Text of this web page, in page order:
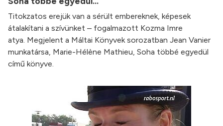
Titokzatos erejük van a sérült embereknek, képesek
átalakítani a szívünket – fogalmazott Kozma Imre
atya. Megjelent a Máltai Könyvek sorozatban Jean Vanier
munkatársa, Marie-Hélène Mathieu, Soha többé egyedül
című könyve.